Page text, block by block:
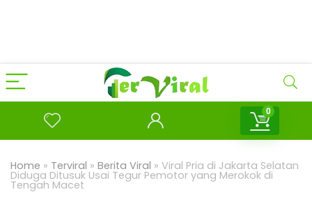
0
Home » Terviral » Berita Viral » Viral Pria di Jakarta Selatan
Diduga Ditusuk Usai Tegur Pemotor yang Merokok di
Tengah Macet